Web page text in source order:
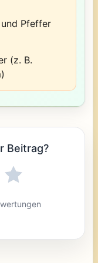
Pfeffer
(z. B.
Beitrag?